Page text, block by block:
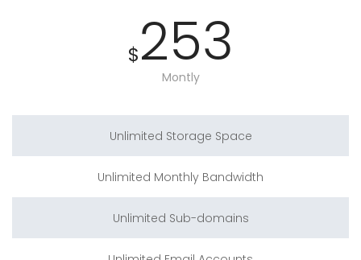
$253
Montly
Unlimited Storage Space
Unlimited Monthly Bandwidth
Unlimited Sub-domains